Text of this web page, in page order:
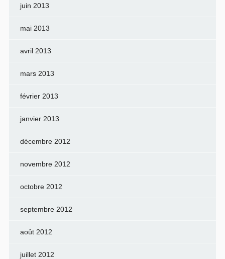
juin 2013
mai 2013
avril 2013
mars 2013
février 2013
janvier 2013
décembre 2012
novembre 2012
octobre 2012
septembre 2012
août 2012
juillet 2012